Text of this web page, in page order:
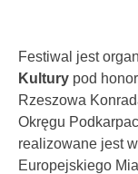
Festiwal jest
Kultury pod
Rzeszowa
Okręgu
realizowane jest
Europejskiego